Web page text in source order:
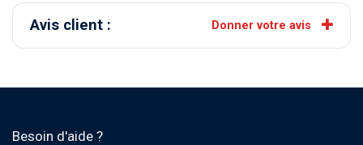
Avis client : Donner votre avis
Besoin d'aide ?